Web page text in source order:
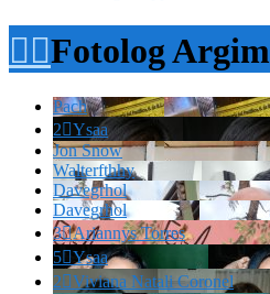
Fotolog Argim
Pach
2Ysaa
Jon Snow
Walterfthhy
Davegrhol
Davegrhol
3Ariannys Torres
5Ysaa
2Viviana Natali Coronel